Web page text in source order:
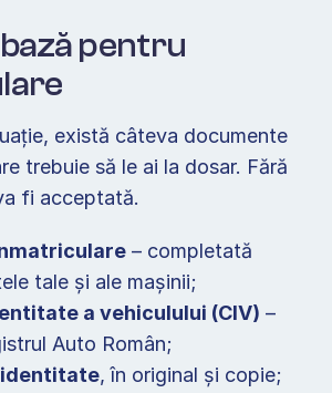
pentru
există câteva documente
trebuie să le ai la dosar. Fără
fi acceptată.
– completată
tale și ale mașinii;
a vehiculului (CIV) –
Auto Român;
, în original și copie;